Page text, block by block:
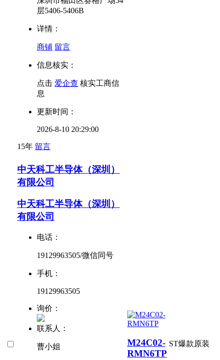
层5406-5406B
详情：
商铺 留言
信息核实：
点击 爱企查 核实工商信
息
更新时间：
2026-8-10 20:29:00
15年 留言
中天科工半导体（深圳）
有限公司
中天科工半导体（深圳）
有限公司
电话：
19129963505/微信同号
手机：
19129963505
询价：
联系人：
曹小姐
M24C02-
RMN6TP
ST爆款原装